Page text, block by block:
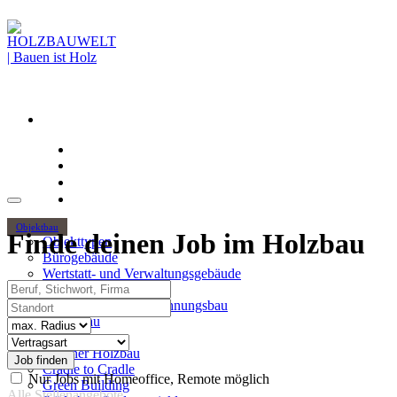
Objektbau
Objekttypen
Bürogebäude
Wertstatt- und Verwaltungsgebäude
Holzhochhäuser
Mehrgeschossiger Wohnungsbau
Hallenbau
Themen
Urbaner Holzbau
Cradle to Cradle
Green Building
Finde deinen Job im Holzbau
Beruf, Stichwort, Firma
Standort
Radius
Vertragsart
Nur Jobs mit Homeoffice, Remote möglich